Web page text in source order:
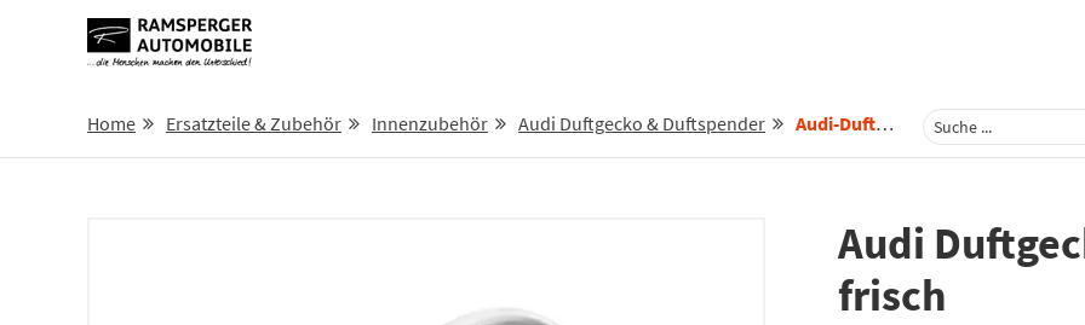
Home Ersatzteile & Zubehör Innenzubehör Audi Duftgecko & Duftspender Audi-Duftspender-Duftgecko-Hellgrau-Orangenduft-85h087009d
Audi
frisch